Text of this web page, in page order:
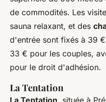
de commodités. Les
sauna relaxant, et des
d'entrée sont fixés à 39
33 € pour les couples,
pour le droit d'adhésion.
La Tentation